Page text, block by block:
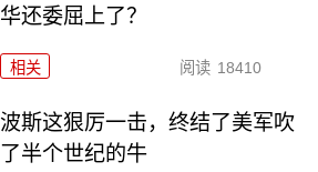
华还委屈上了？
相关 阅读 18410
波斯这狠厉一击，终结了美军吹
了半个世纪的牛